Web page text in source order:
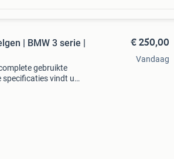
| BMW 3 serie |
gebruikte
specificaties vindt u
€ 250,00
Vandaag